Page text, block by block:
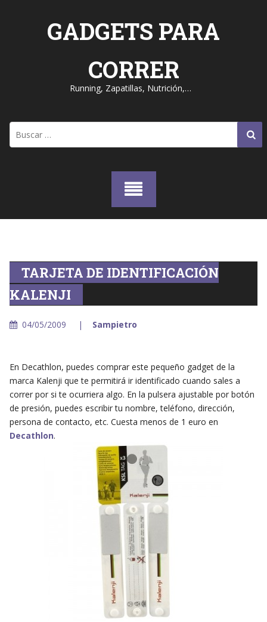
GADGETS PARA
CORRER
Running, Zapatillas, Nutrición,…
TARJETA DE IDENTIFICACIÓN
KALENJI
04/05/2009 Sampietro
En Decathlon, puedes comprar este pequeño gadget de la
marca Kalenji que te permitirá ir identificado cuando sales a
correr por si te ocurriera algo. En la pulsera ajustable por botón
de presión, puedes escribir tu nombre, teléfono, dirección,
persona de contacto, etc. Cuesta menos de 1 euro en
Decathlon.